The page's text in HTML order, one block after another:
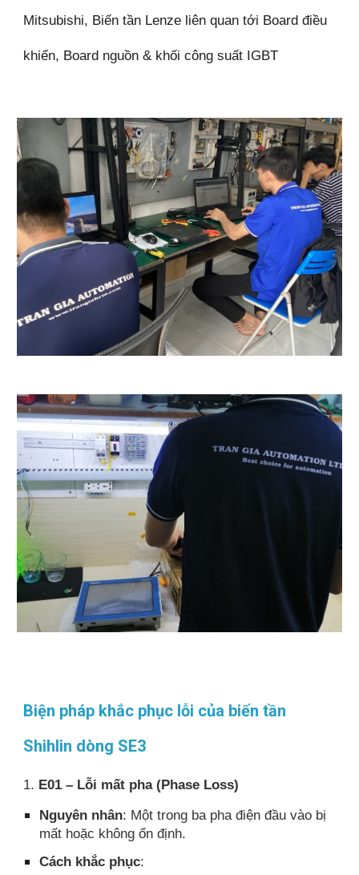
Mitsubishi, Biến tần Lenze liên quan tới Board điều
khiển, Board nguồn & khối công suất IGBT
Biện pháp khắc phục lỗi của biến tần
Shihlin dòng SE3
1. E01 – Lỗi mất pha (Phase Loss)
Nguyên nhân: Một trong ba pha điện đầu vào bị
mất hoặc không ổn định.
Cách khắc phục: